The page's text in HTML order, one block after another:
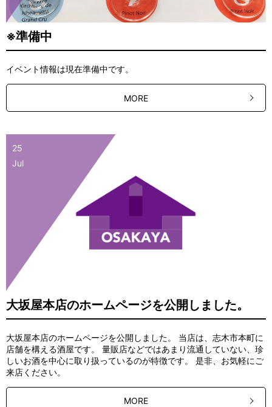
※準備中
イベント情報は現在準備中です。
MORE
25
Jul
大坂屋本店のホームページを公開しました。
大坂屋本店のホームページを公開しました。 当店は、志木市本町に
店舗を構える酒屋です。 量販店などではあまり流通していない、珍
しいお酒を中心に取り扱っているのが特徴です。 是非、お気軽にご
来店ください。
MORE